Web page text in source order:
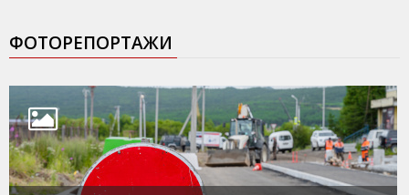
ФОТОРЕПОРТАЖИ